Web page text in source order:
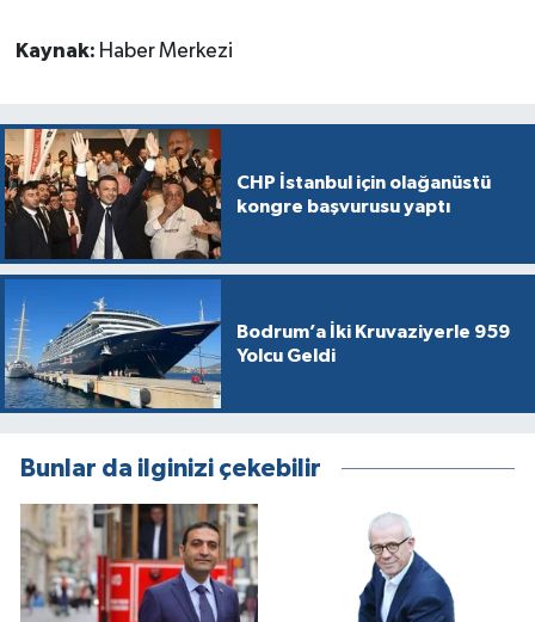
Kaynak: Haber Merkezi
CHP İstanbul için olağanüstü
kongre başvurusu yaptı
Bodrum’a İki Kruvaziyerle 959
Yolcu Geldi
Bunlar da ilginizi çekebilir